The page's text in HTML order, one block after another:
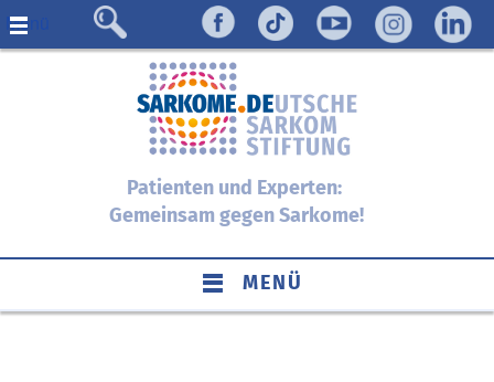
Menü
Patienten und Experten:
Gemeinsam gegen Sarkome!
MENÜ